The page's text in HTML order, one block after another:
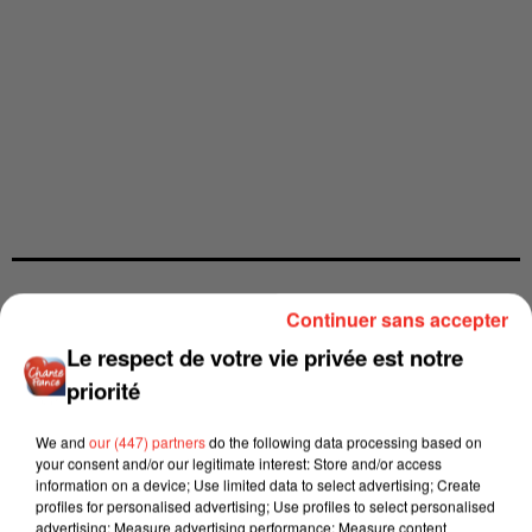
Le respect de votre vie privée est notre
priorité
We and our (447) partnersdo the following data processing based on
your consent and/or our legitimate interest: Store and/or access
information on a device; Use limited data to select advertising; Create
profiles for personalised advertising; Use profiles to select personalised
advertising; Measure advertising performance; Measure content
Continuer sans accepter